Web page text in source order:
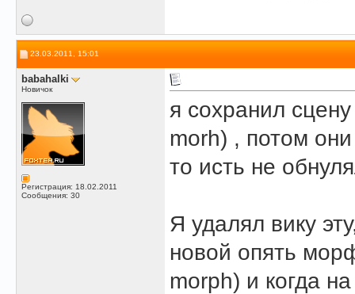
23.03.2011, 15:01
babahalki
Новичок
Регистрация: 18.02.2011
Сообщения: 30
я сохранил
morh) , потом
то исть не
Я удалял вику
новой опять
morph) и когда